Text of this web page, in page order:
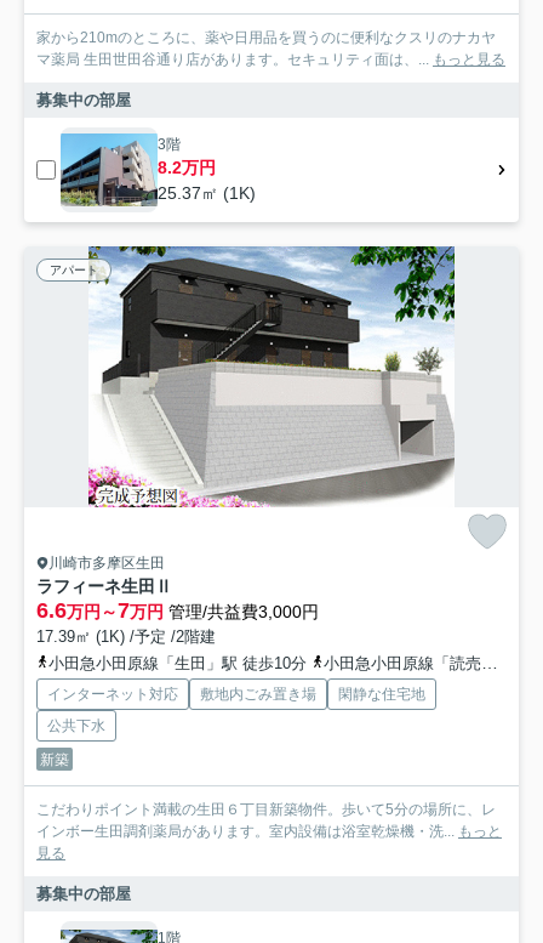
家から210mのところに、薬や日用品を買うのに便利なクスリのナカヤ
マ薬局 生田世田谷通り店があります。セキュリティ面は、... もっと見る
募集中の部屋
3階
8.2万円
25.37㎡ (1K)
アパート
川崎市多摩区生田
ラフィーネ生田Ⅱ
6.6万円～7万円 管理/共益費3,000円
17.39㎡ (1K) /予定 /2階建
小田急小田原線「生田」駅 徒歩10分
小田急小田原線「読売ランド前」駅 徒歩11分
インターネット対応 敷地内ごみ置き場
閑静な住宅地
公共下水
新築
こだわりポイント満載の生田６丁目新築物件。歩いて5分の場所に、レ
インボー生田調剤薬局があります。室内設備は浴室乾燥機・洗... もっと
見る
募集中の部屋
1階